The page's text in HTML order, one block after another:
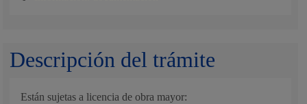
Descripción del trámite
Están sujetas a licencia de obra mayor: